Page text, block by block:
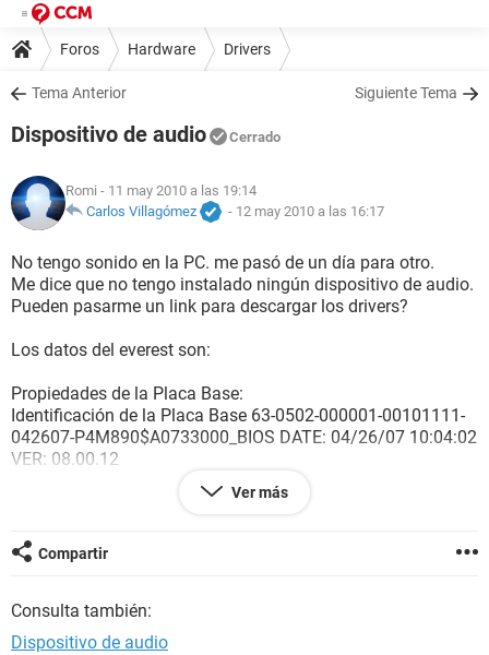
Foros Hardware Drivers
Tema Anterior Siguiente Tema
Dispositivo de audio Cerrado
Romi - 11 may 2010 a las 19:14
Carlos Villagómez
- 12 may 2010 a las 16:17
No tengo sonido en la PC. me pasó de un día para otro.
Me dice que no tengo instalado ningún dispositivo de audio.
Pueden pasarme un link para descargar los drivers?
Los datos del everest son:
Propiedades de la Placa Base:
Identificación de la Placa Base 63-0502-000001-00101111-
042607-P4M890$A0733000_BIOS DATE: 04/26/07 10:04:02
VER: 08.00.12
Nombre de la Placa Base Desconocido
Tipo de Bus Intel GTL+
Ancho de bus 64 bits
Reloj efectivo 533 MHz
Banda pasante 4265 MB/s
Ver más
Compartir
Consulta también:
Dispositivo de audio